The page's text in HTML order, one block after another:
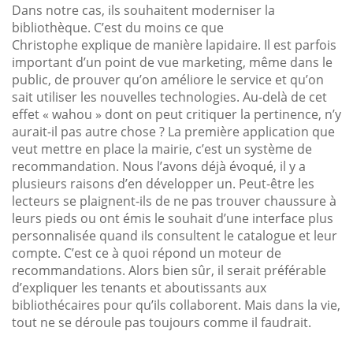
Dans notre cas, ils souhaitent moderniser la
bibliothèque. C’est du moins ce que
Christophe explique de manière lapidaire. Il est parfois
important d’un point de vue marketing, même dans le
public, de prouver qu’on améliore le service et qu’on
sait utiliser les nouvelles technologies. Au-delà de cet
effet « wahou » dont on peut critiquer la pertinence, n’y
aurait-il pas autre chose ? La première application que
veut mettre en place la mairie, c’est un système de
recommandation. Nous l’avons déjà évoqué, il y a
plusieurs raisons d’en développer un. Peut-être les
lecteurs se plaignent-ils de ne pas trouver chaussure à
leurs pieds ou ont émis le souhait d’une interface plus
personnalisée quand ils consultent le catalogue et leur
compte. C’est ce à quoi répond un moteur de
recommandations. Alors bien sûr, il serait préférable
d’expliquer les tenants et aboutissants aux
bibliothécaires pour qu’ils collaborent. Mais dans la vie,
tout ne se déroule pas toujours comme il faudrait.